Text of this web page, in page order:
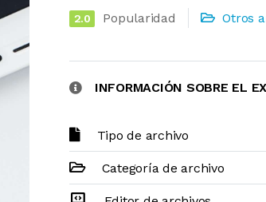
2.0 Popularidad Otros
INFORMACIÓN SOBRE EL
Tipo de archivo
Categoría de archivo